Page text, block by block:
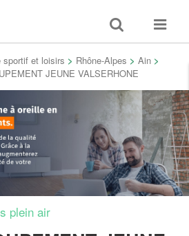
Toggle
search
Toggle
sportif et loisirs > Rhône-Alpes > Ain >
JEUNE VALSERHONE
plein air